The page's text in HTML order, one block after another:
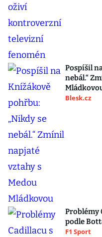
Pospíšil
nebál.“
Blesk.cz
Problémy
podle
F1 Sport